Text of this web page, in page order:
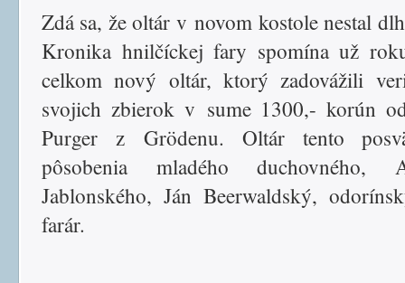
Zdá sa, že oltár v novom kostole nestal
Kronika hnilčíckej fary spomína už
celkom nový oltár, ktorý zadovážili
svojich zbierok v sume 1300,- korún
Purger z Grödenu. Oltár tento
pôsobenia mladého duchovného,
Jablonského, Ján Beerwaldský,
farár.